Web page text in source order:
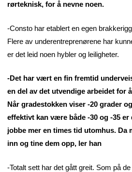
rørteknisk, for å nevne noen.
-Consto har etablert en egen
Flere av underentreprenørene har
er det leid noen hybler og leiligheter.
-Det har vært en fin fremtid
en del av det utvendige arbeidet for
Når gradestokken viser -20 grader
effektivt kan være både -30 og -35
jobbe mer en times tid utomhus. Da
inn og tine dem opp, ler han
-Totalt sett har det gått greit. Som på